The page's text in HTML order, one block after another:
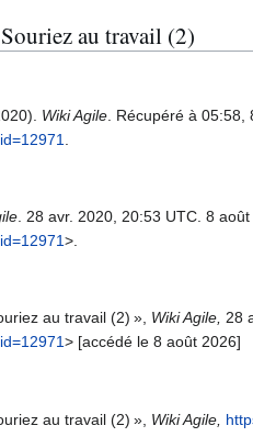
au travail (2)
Wiki Agile . Récupéré à
. 28 avr. 2020, 20:53 UTC. 8
>.
au travail (2) », Wiki Agile, 28
> [accédé le 8 août 2026]
au travail (2) », Wiki Agile,